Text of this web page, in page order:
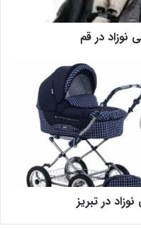
نوزاد در قم
در تبریز